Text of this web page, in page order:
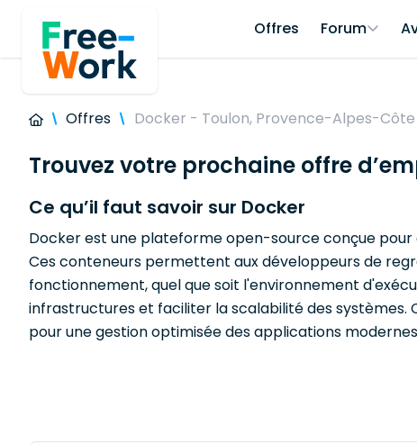
Offres Forum
Offres Docker - Toulon, Provence-Alpes-Côte
Trouvez votre prochaine offre
Ce qu’il faut savoir sur Docker
Docker est une plateforme open-source conçue
Ces conteneurs permettent aux développeurs de
fonctionnement, quel que soit l'environnement
infrastructures et faciliter la scalabilité des systèmes.
pour une gestion optimisée des applications